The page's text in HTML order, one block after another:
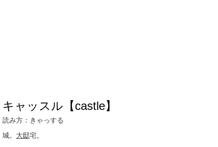
キャッスル【castle】
読み方：きゃっする
城。 大邸宅。